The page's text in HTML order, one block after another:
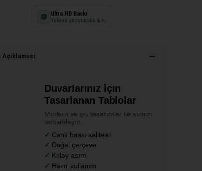
Ultra HD Baskı
Açıklaması
Duvarlarınız İçin
Tasarlanan Tablolar
Modern ve şık tasarımlar ile evinizi
tamamlayın.
Canlı baskı kalitesi
Doğal çerçeve
Kolay asım
Hazır kullanım